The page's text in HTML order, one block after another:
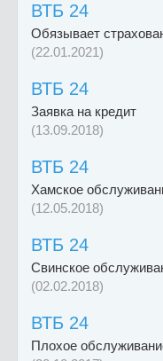
ВТБ 24
Обязывает
(22.01.2021)
ВТБ 24
Заявка на кредит
(13.09.2018)
ВТБ 24
Хамское
(12.05.2018)
ВТБ 24
Свинское
(02.02.2018)
ВТБ 24
Плохое